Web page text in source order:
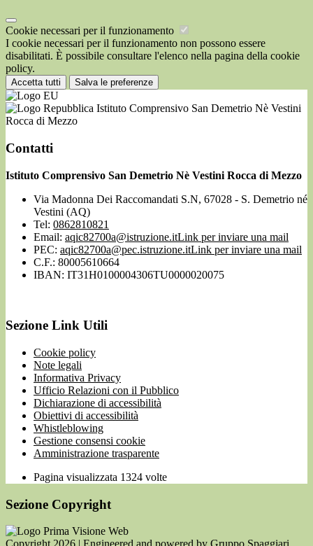
Cookie necessari per il funzionamento
I cookie necessari per il funzionamento non possono essere
disabilitati. È possibile consultare l'elenco nella pagina della cookie
policy.
Accetta tutti Salva le preferenze
Istituto Comprensivo San Demetrio Nè Vestini
Rocca di Mezzo
Contatti
Istituto Comprensivo San Demetrio Nè Vestini Rocca di Mezzo
Via Madonna Dei Raccomandati S.N, 67028 - S. Demetrio né
Vestini (AQ)
Tel: 0862810821
Email: aqic82700a@istruzione.itLink per inviare una mail
PEC: aqic82700a@pec.istruzione.itLink per inviare una mail
C.F.: 80005610664
IBAN: IT31H0100004306TU0000020075
Sezione Link Utili
Cookie policy
Note legali
Informativa Privacy
Ufficio Relazioni con il Pubblico
Dichiarazione di accessibilità
Obiettivi di accessibilità
Whistleblowing
Gestione consensi cookie
Amministrazione trasparente
Pagina visualizzata 1324 volte
Sezione Copyright